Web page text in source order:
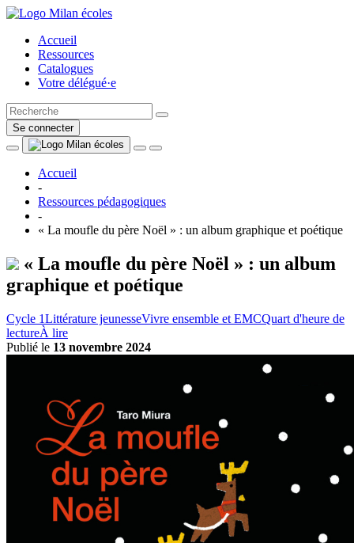
Accueil
Ressources
Catalogues
Votre délégué·e
Se connecter
Accueil
-
Ressources pédagogiques
-
« La moufle du père Noël » : un album graphique et poétique
« La moufle du père Noël » : un album
graphique et poétique
Cycle 1Littérature jeunesseVivre ensemble et EMCQuart d'heure de
lectureÀ lire
Publié le 13 novembre 2024